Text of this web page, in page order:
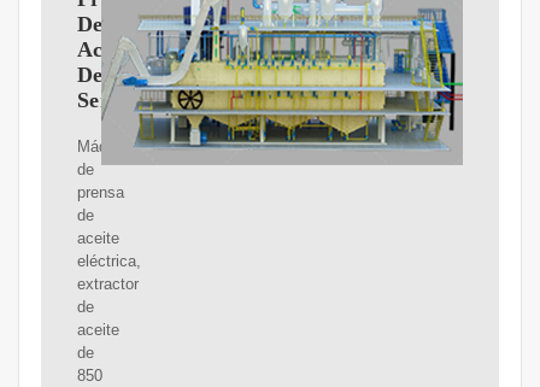
De
Aceite
De
Semillas
Máquina
de
prensa
de
aceite
eléctrica,
extractor
de
aceite
de
850